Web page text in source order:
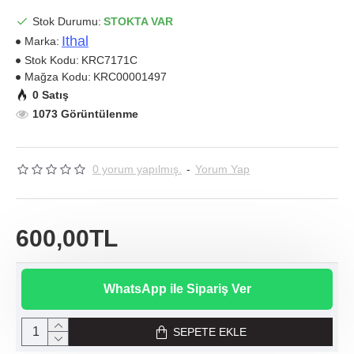
Stok Durumu: STOKTA VAR
Marka: Ithal
Stok Kodu: KRC7171C
Mağza Kodu: KRC00001497
0 Satış
1073 Görüntülenme
0 yorum yapılmış. - Yorum Yap
600,00TL
WhatsApp ile Sipariş Ver
SEPETE EKLE